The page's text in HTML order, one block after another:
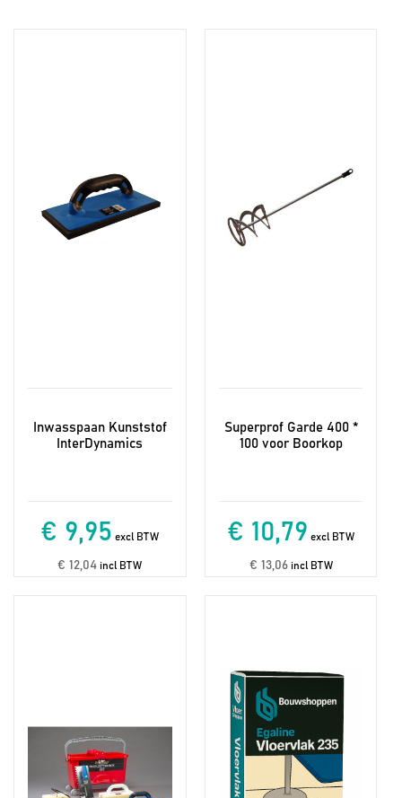
Inwasspaan Kunststof
InterDynamics
€ 9,95 excl BTW
€ 12,04 incl BTW
Superprof Garde 400 *
100 voor Boorkop
€ 10,79 excl BTW
€ 13,06incl BTW
meerdere
variaties.
Deze
optie
kan
gekozen